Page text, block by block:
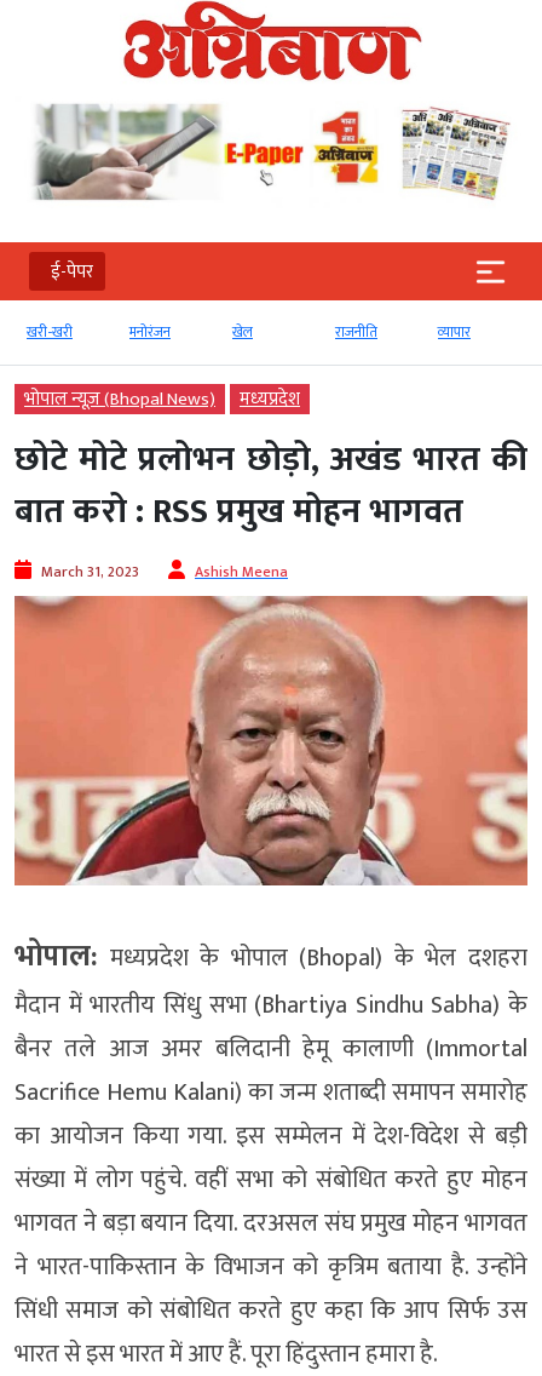
ई-पेपर
खरी-खरी मनोरंजन खेल राजनीति व्‍यापार
भोपाल न्यूज़ (Bhopal News) मध्‍यप्रदेश
छोटे मोटे प्रलोभन छोड़ो, अखंड भारत की
बात करो : RSS प्रमुख मोहन भागवत
March 31, 2023 Ashish Meena
भोपाल: मध्यप्रदेश के भोपाल (Bhopal) के भेल दशहरा
मैदान में भारतीय सिंधु सभा (Bhartiya Sindhu Sabha) के
बैनर तले आज अमर बलिदानी हेमू कालाणी (Immortal
Sacrifice Hemu Kalani) का जन्म शताब्दी समापन समारोह
का आयोजन किया गया. इस सम्मेलन में देश-विदेश से बड़ी
संख्या में लोग पहुंचे. वहीं सभा को संबोधित करते हुए मोहन
भागवत ने बड़ा बयान दिया. दरअसल संघ प्रमुख मोहन भागवत
ने भारत-पाकिस्तान के विभाजन को कृत्रिम बताया है. उन्होंने
सिंधी समाज को संबोधित करते हुए कहा कि आप सिर्फ उस
भारत से इस भारत में आए हैं. पूरा हिंदुस्तान हमारा है.